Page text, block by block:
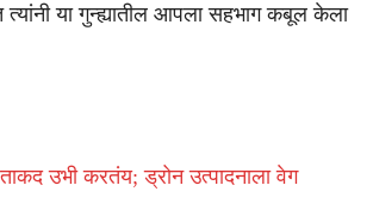
त्यांनी या गुन्ह्यातील आपला सहभाग कबूल केला
ताकद उभी करतंय; ड्रोन उत्पादनाला वेग